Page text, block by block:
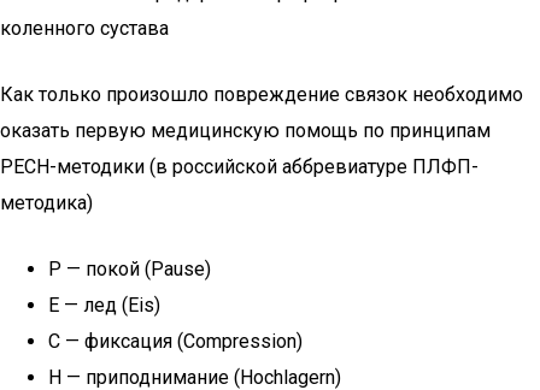
коленного сустава
Как только произошло повреждение связок необходимо
оказать первую медицинскую помощь по принципам
PECH-методики (в российской аббревиатуре ПЛФП-
методика)
P — покой (Pause)
E — лед (Eis)
C — фиксация (Compression)
H — приподнимание (Hochlagern)